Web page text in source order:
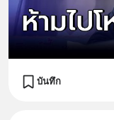
บันทึก